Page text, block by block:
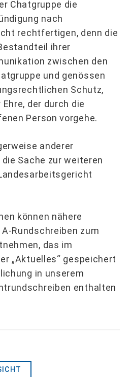
Chatgruppe die
nach
rechtfertigen, denn die
ihrer
zwischen den
und genössen
Schutz,
der durch die
Person vorgehe.
anderer
Sache zur weiteren
können nähere
Rundschreiben zum
das im
„Aktuelles“ gespeichert
in unserem
enthalten